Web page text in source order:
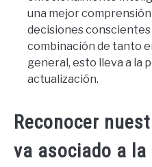
una mejor
decisiones conscientes
combinación de tanto
general, esto lleva a la
actualización.
Reconocer
va asociado a